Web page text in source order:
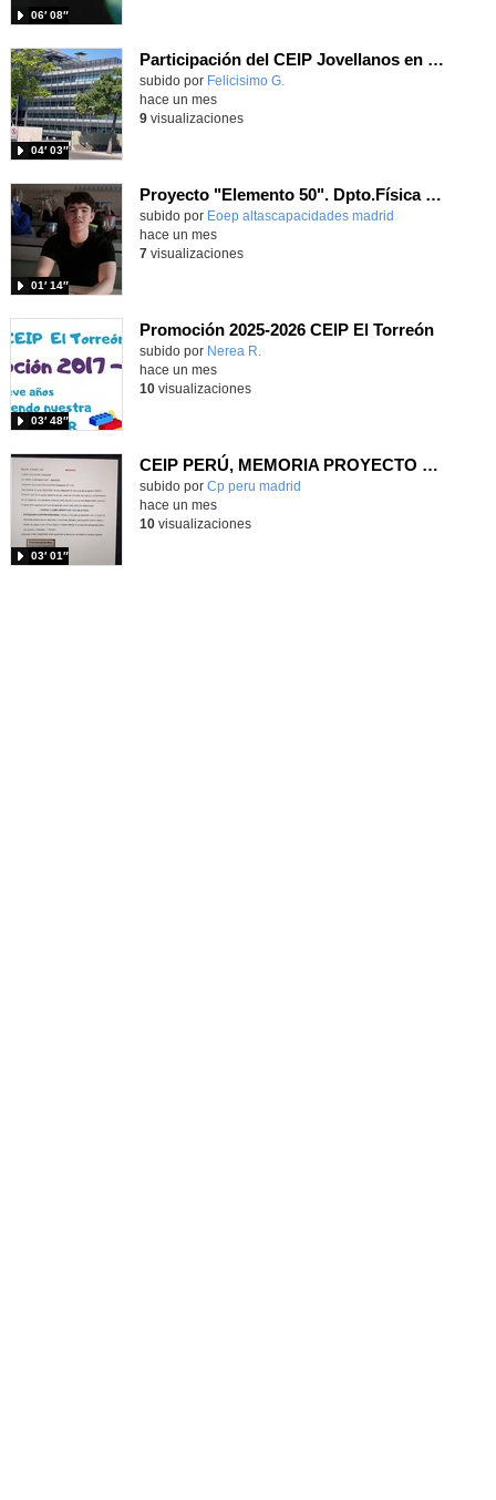
06′ 08″
Participación del CEIP Jovellanos en el festival RetoTech en junio de 2026
Contenido educativo.
subido por Felicisimo G.
04′ 03″
hace un mes
9visualizaciones
Proyecto "Elemento 50". Dpto.Física y Química IES Miguel Catalán (Coslada)
subido por Eoep altascapacidades madrid
01′ 14″
hace un mes
7visualizaciones
Promoción 2025-2026 CEIP El Torreón
subido por Nerea R.
03′ 48″
hace un mes
10visualizaciones
CEIP PERÚ, MEMORIA PROYECTO READY, STEADY, GO 25/26
Contenido educativo.
subido por Cp peru madrid
03′ 01″
hace un mes
10visualizaciones